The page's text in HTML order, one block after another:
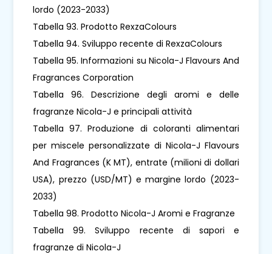
lordo (2023-2033)
Tabella 93. Prodotto RexzaColours
Tabella 94. Sviluppo recente di RexzaColours
Tabella 95. Informazioni su Nicola-J Flavours And
Fragrances Corporation
Tabella 96. Descrizione degli aromi e delle
fragranze Nicola-J e principali attività
Tabella 97. Produzione di coloranti alimentari
per miscele personalizzate di Nicola-J Flavours
And Fragrances (K MT), entrate (milioni di dollari
USA), prezzo (USD/MT) e margine lordo (2023-
2033)
Tabella 98. Prodotto Nicola-J Aromi e Fragranze
Tabella 99. Sviluppo recente di sapori e
fragranze di Nicola-J